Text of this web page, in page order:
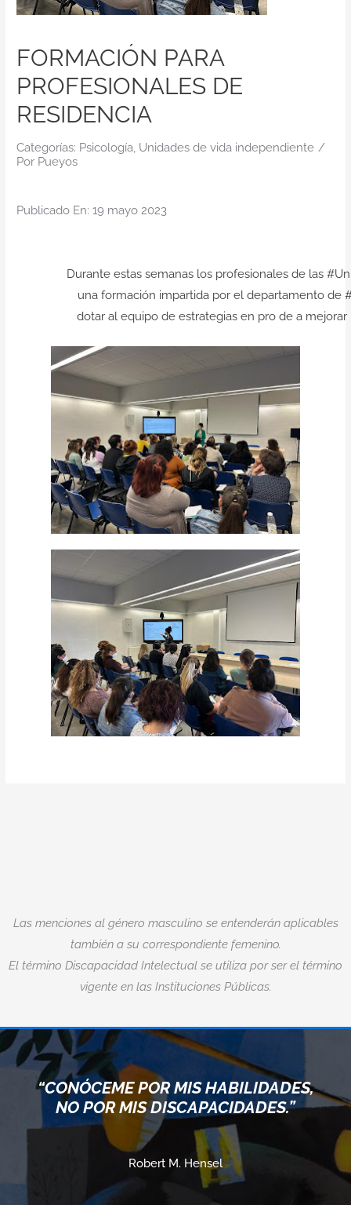
Contacto
FORMACIÓN PARA
PROFESIONALES DE
RESIDENCIA
Categorías: Psicología, Unidades de vida independiente /
Por Pueyos
Publicado En: 19 mayo 2023
Durante estas semanas los profesionales de las
una formación impartida por el departamento de
dotar al equipo de estrategias en pro de a
Las menciones al género masculino se entenderán aplicables
también a su correspondiente femenino.
El término Discapacidad Intelectual se utiliza por ser el término
vigente en las Instituciones Públicas.
“CONÓCEME POR MIS HABILIDADES,
NO POR MIS DISCAPACIDADES.”
Robert M. Hensel